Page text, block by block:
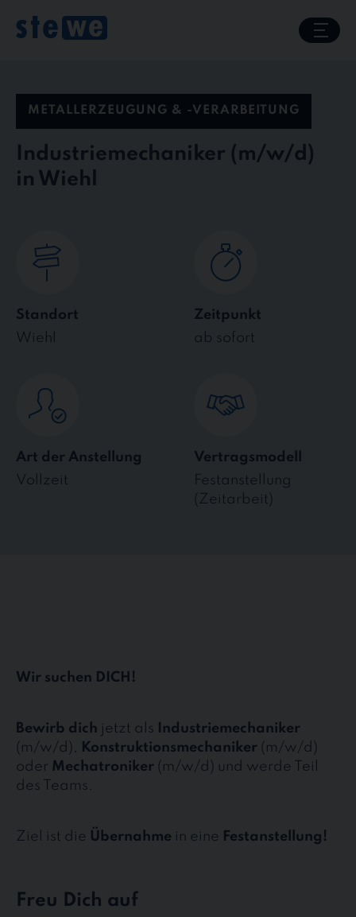
content
METALLERZEUGUNG & -VERARBEITUNG
Industriemechaniker
in Wiehl
Standort
Wiehl
Zeitpunkt
ab sofort
Art der Anstellung
Vollzeit
Vertragsmodell
Festanstellung
(Zeitarbeit)
Wir suchen DICH!
Bewirb dich jetzt als
Industriemechaniker
(m/w/d),
Konstruktionsmechaniker (m/w/d)
oder Mechatroniker (m/w/d) und werde Teil
des Teams.
Ziel ist die Übernahme in eine Festanstellung!
Freu Dich auf